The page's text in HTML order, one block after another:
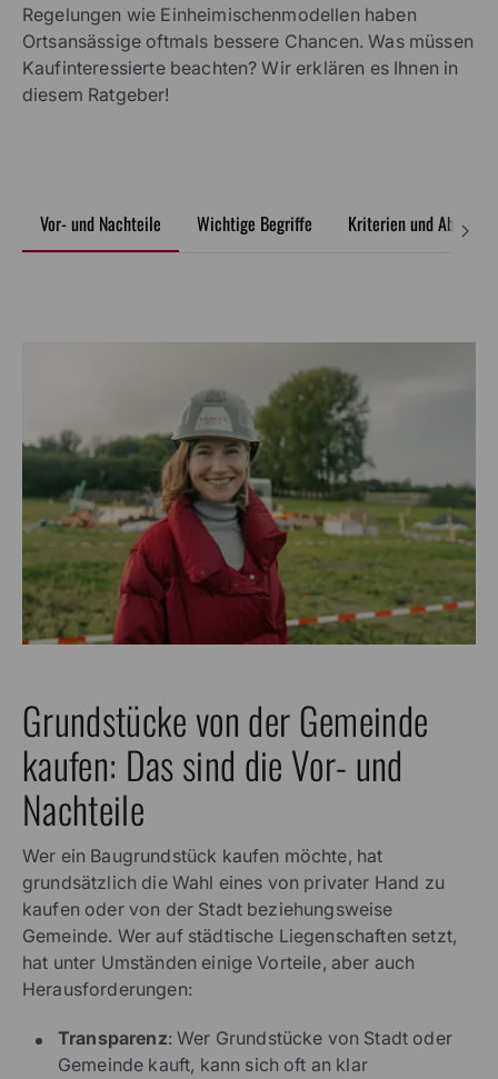
Regelungen wie Einheimischenmodellen haben
Ortsansässige oftmals bessere Chancen. Was müssen
Kaufinteressierte beachten? Wir erklären es Ihnen in
diesem Ratgeber!
Vor- und Nachteile Wichtige Begriffe Kriterien und Ablauf
Grundstücke von der Gemeinde
kaufen: Das sind die Vor- und
Nachteile
Wer ein Baugrundstück kaufen möchte, hat
grundsätzlich die Wahl eines von privater Hand zu
kaufen oder von der Stadt beziehungsweise
Gemeinde. Wer auf städtische Liegenschaften setzt,
hat unter Umständen einige Vorteile, aber auch
Herausforderungen:
Transparenz: Wer Grundstücke von Stadt oder
Gemeinde kauft, kann sich oft an klar